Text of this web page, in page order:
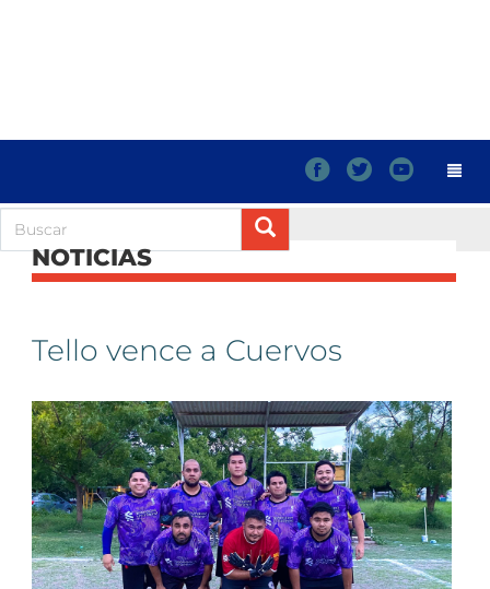
f t y
NOTICIAS
Tello vence a Cuervos